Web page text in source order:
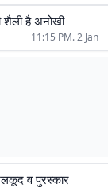
शैली है अनोखी
11:15 PM. 2 Jan
खेलकूद व पुरस्कार